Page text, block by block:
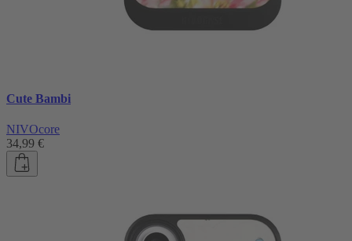
Cute Bambi
NIVOcore
34,99 €